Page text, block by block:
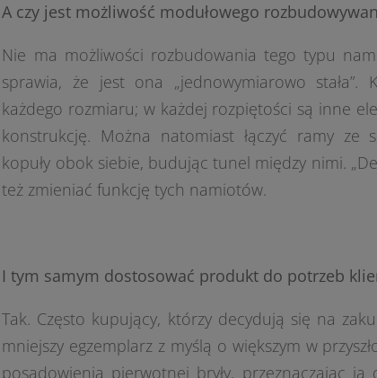
A czy jest możliwość modułowego
Nie ma możliwości rozbudowania tego typu
sprawia, że jest ona „jednowymiarowo stała”.
każdego rozmiaru; w każdej rozpiętości są inne
konstrukcję. Można natomiast łączyć ramy ze
kopuły obok siebie, budując tunel między nimi.
też zmieniać funkcję tych namiotów.
I tym samym dostosować produkt do potrzeb
Tak. Często kupujący, którzy decydują się na
mniejszy egzemplarz z myślą o większym w
posadowienia pierwotnej bryły, przeznaczając